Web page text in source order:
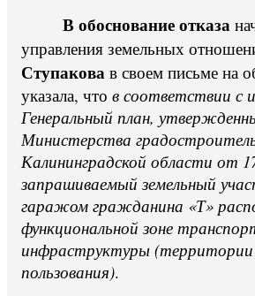
В обоснование отказа
управления земельных
Ступакова в своем письме на
указала, что в соответствии с
Генеральный план,
Министерства
Калининградской области от
запрашиваемый земельный
гаражом гражданина «Т»
функциональной зоне
инфраструктуры (территории
пользования).